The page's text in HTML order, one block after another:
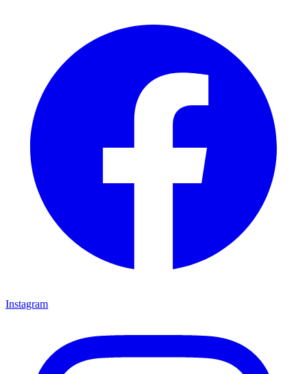
Instagram